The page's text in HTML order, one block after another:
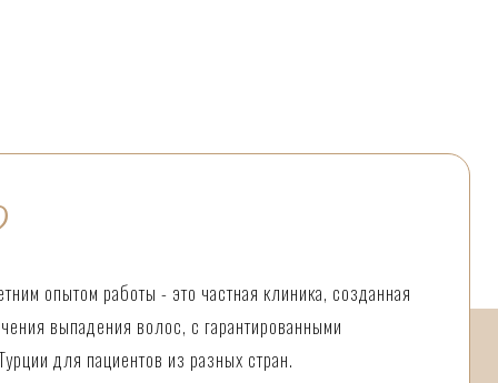
опытом работы - это частная клиника, созданная
выпадения волос, с гарантированными
для пациентов из разных стран.